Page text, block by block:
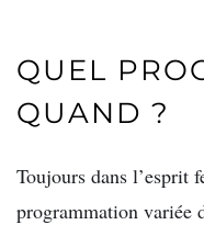
QUEL
QUAND ?
Toujours dans l’esprit
programmation variée